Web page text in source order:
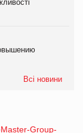
Всі новини